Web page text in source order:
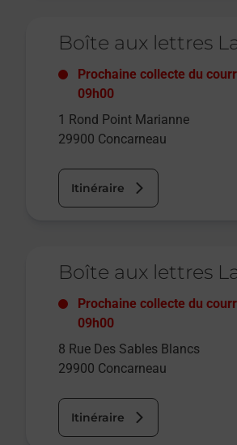
Boîte aux lettres
Prochaine collecte du
09h00
1 Rond Point Marianne
29900 Concarneau
Itinéraire
Boîte aux lettres
Prochaine collecte du
09h00
8 Rue Des Sables Blancs
29900 Concarneau
Itinéraire